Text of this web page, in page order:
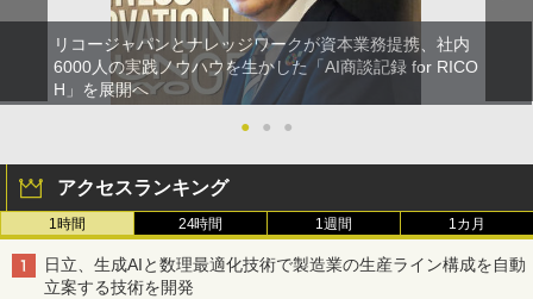
リコージャパンとナレッジワークが資本業務提携、社内
6000人の実践ノウハウを生かした「AI商談記録 for RICO
H」を展開へ
●
● ●
アクセスランキング
1時間 24時間 1週間 1カ月
日立、生成AIと数理最適化技術で製造業の生産ライン構成を自動
立案する技術を開発